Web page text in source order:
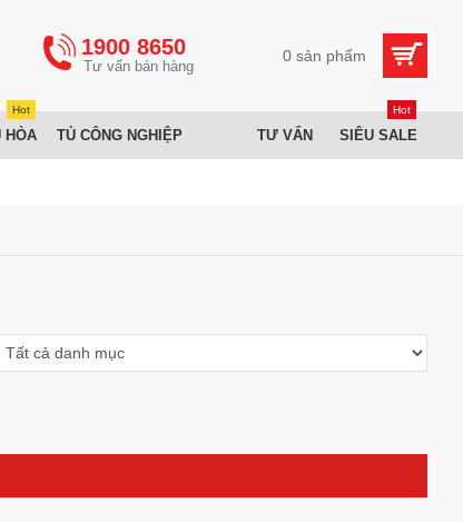
1900 8650 0 sản phẩm
HÒA
Hot
TỦ CÔNG NGHIỆP TƯ VẤN SIÊU SALE
Hot